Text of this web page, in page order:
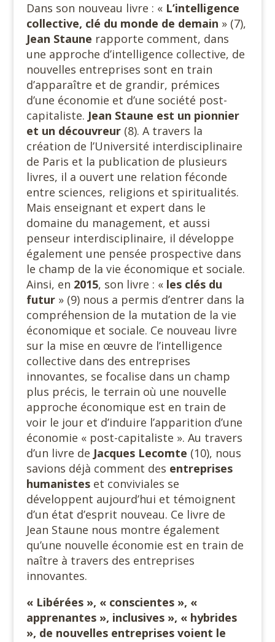
Dans son nouveau livre : « L’intelligence
collective, clé du monde de demain » (7),
Jean Staune rapporte comment, dans
une approche d’intelligence collective, de
nouvelles entreprises sont en train
d’apparaître et de grandir, prémices
d’une économie et d’une société post-
capitaliste. Jean Staune est un pionnier
et un découvreur(8). A travers la
création de l’Université interdisciplinaire
de Paris et la publication de plusieurs
livres, il a ouvert une relation féconde
entre sciences, religions et spiritualités.
Mais enseignant et expert dans le
domaine du management, et aussi
penseur interdisciplinaire, il développe
également une pensée prospective dans
le champ de la vie économique et sociale.
Ainsi, en 2015, son livre : « les clés du
futur » (9) nous a permis d’entrer dans la
compréhension de la mutation de la vie
économique et sociale. Ce nouveau livre
sur la mise en œuvre de l’intelligence
collective dans des entreprises
innovantes, se focalise dans un champ
plus précis, le terrain où une nouvelle
approche économique est en train de
voir le jour et d’induire l’apparition d’une
économie « post-capitaliste ». Au travers
d’un livre de Jacques Lecomte (10), nous
savions déjà comment des entreprises
humanisteset conviviales se
développent aujourd’hui et témoignent
d’un état d’esprit nouveau. Ce livre de
Jean Staune nous montre également
qu’une nouvelle économie est en train de
naître à travers des entreprises
innovantes.
« Libérées », « conscientes », «
apprenantes », inclusives », « hybrides
», de nouvelles entreprises voient le